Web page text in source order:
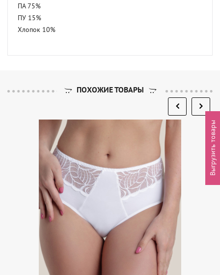
ПА 75%
ПУ 15%
Хлопок 10%
ПОХОЖИЕ ТОВАРЫ
Выгрузить товары